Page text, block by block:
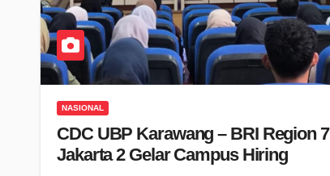
NASIONAL
CDC UBP Karawang – BRI Region 7
Jakarta 2 Gelar Campus Hiring